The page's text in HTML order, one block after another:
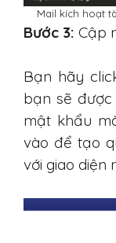
Mail kích hoạt
Bước 3: Cập
Bạn hãy
bạn sẽ
mật khẩu
vào để tạo
với giao diện